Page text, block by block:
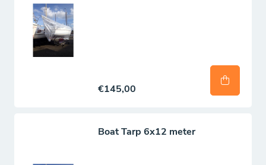
€145,00
Boat Tarp 6x12 meter